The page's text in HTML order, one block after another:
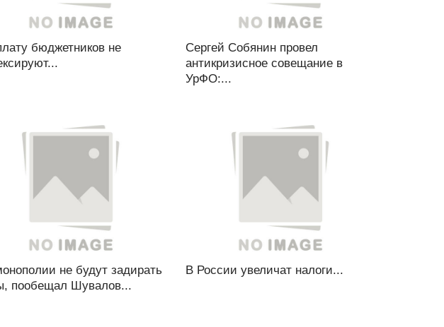
бюджетников не
Сергей Собянин провел
антикризисное совещание в
УрФО:...
не будут задирать
пообещал Шувалов...
В России увеличат налоги...